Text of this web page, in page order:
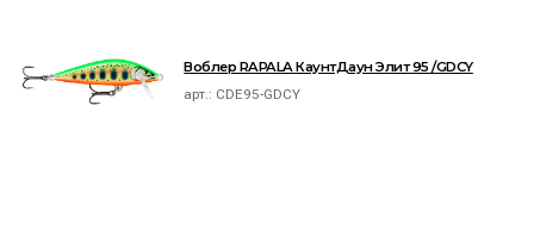
Воблер RAPALA КаунтДаун Элит 95 /GDCY
арт.: CDE95-GDCY